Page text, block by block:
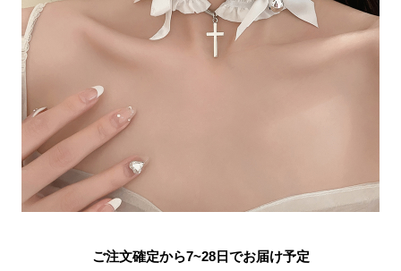
ご注文確定から7~28日でお届け予定